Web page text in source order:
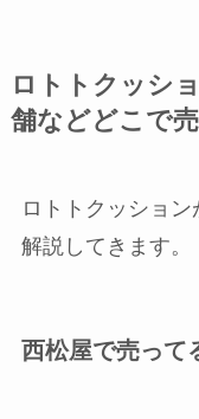
ロトトクッシ
舗などどこで
ロトトクッショ
解説してきます。
西松屋で売って